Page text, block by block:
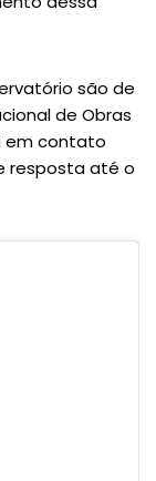
são de
de Obras
em contato
resposta até o